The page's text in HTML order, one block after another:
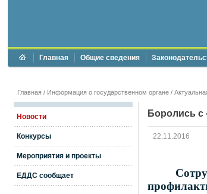
Главная Общие сведения
Главная / Информация о государственном органе /
Новости
Конкурсы
Мероприятия и проекты
ЕДДС сообщает
Боролись с
22.11.2016